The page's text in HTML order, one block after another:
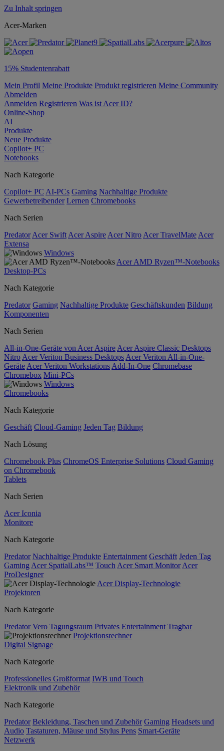
Zu Inhalt springen
Acer-Marken
15% Studentenrabatt
Mein Profil Meine Produkte Produkt registrieren Meine Community
Abmelden
Anmelden Registrieren Was ist Acer ID?
Online-Shop
AI
Produkte
Neue Produkte
Copilot+ PC
Notebooks
Nach Kategorie
Copilot+ PC AI-PCs Gaming Nachhaltige Produkte
Gewerbetreibender Lernen Chromebooks
Nach Serien
Predator Acer Swift Acer Aspire Acer Nitro Acer TravelMate Acer
Extensa
Windows
Acer AMD Ryzen™-Notebooks
Desktop-PCs
Nach Kategorie
Predator Gaming Nachhaltige Produkte Geschäftskunden Bildung
Komponenten
Nach Serien
All-in-One-Geräte von Acer Aspire Acer Aspire Classic Desktops
Nitro Acer Veriton Business Desktops Acer Veriton All-in-One-
Geräte Acer Veriton Workstations Add-In-One Chromebase
Chromebox Mini-PCs
Windows
Chromebooks
Nach Kategorie
Geschäft Cloud-Gaming Jeden Tag Bildung
Nach Lösung
Chromebook Plus ChromeOS Enterprise Solutions Cloud Gaming
on Chromebook
Tablets
Nach Serien
Acer Iconia
Monitore
Nach Kategorie
Predator Nachhaltige Produkte Entertainment Geschäft Jeden Tag
Gaming Acer SpatialLabs™ Touch Acer Smart Monitor Acer
ProDesigner
Acer Display-Technologie
Projektoren
Nach Kategorie
Predator Vero Tagungsraum Privates Entertainment Tragbar
Projektionsrechner
Digital Signage
Nach Kategorie
Professionelles Großformat IWB und Touch
Elektronik und Zubehör
Nach Kategorie
Predator Bekleidung, Taschen und Zubehör Gaming Headsets und
Audio Tastaturen, Mäuse und Stylus Pens Smart-Geräte
Netzwerk